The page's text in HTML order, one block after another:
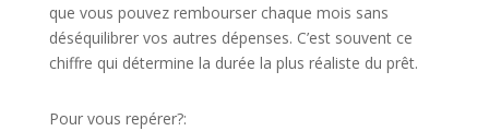
que vous pouvez rembourser chaque mois sans
déséquilibrer vos autres dépenses. C’est souvent ce
chiffre qui détermine la durée la plus réaliste du prêt.
Pour vous repérer?: